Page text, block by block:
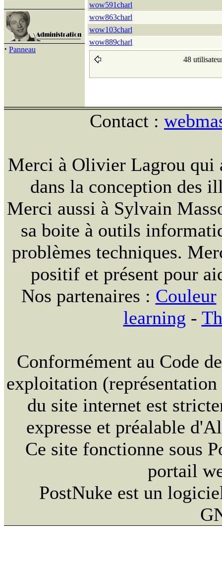
· Panneau
wow591charl
wow863charl
wow103charl
wow889charl
48
Contact :
Merci à Olivier Lagrou qui
dans la conception des
Merci aussi à Sylvain
sa boite à outils
problèmes techniques.
positif et présent pour
Nos partenaires : Couleur
learning -
Conformément au Code
exploitation
du site internet est
expresse et préalable
Ce site fonctionne sous
portail
PostNuke est un